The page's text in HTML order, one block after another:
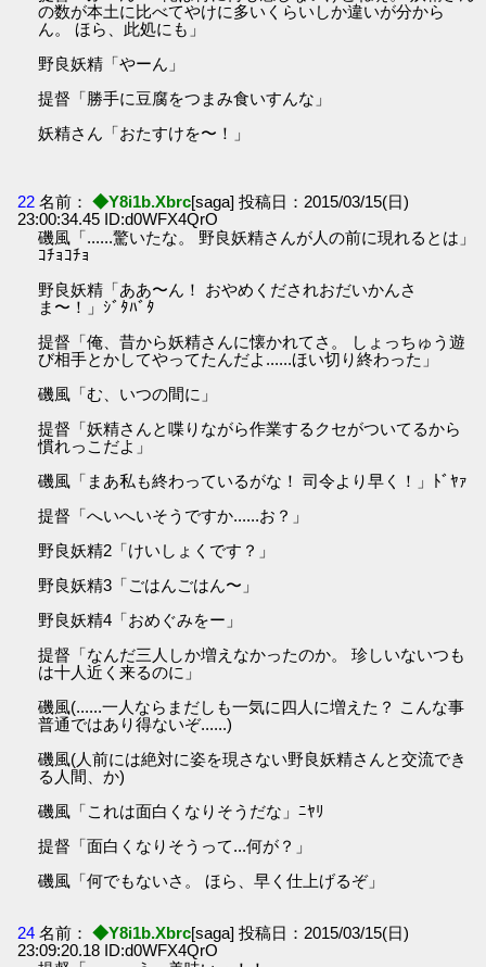
の数が本土に比べてやけに多いくらいしか違いが分から
ん。 ほら、此処にも」
野良妖精「やーん」
提督「勝手に豆腐をつまみ食いすんな」
妖精さん「おたすけを〜！」
22 名前： ◆Y8i1b.Xbrc[saga] 投稿日：2015/03/15(日)
23:00:34.45 ID:d0WFX4QrO
磯風「......驚いたな。 野良妖精さんが人の前に現れるとは」
ｺﾁｮｺﾁｮ
野良妖精「ああ〜ん！ おやめくだされおだいかんさ
ま〜！」ｼﾞﾀﾊﾞﾀ
提督「俺、昔から妖精さんに懐かれてさ。 しょっちゅう遊
び相手とかしてやってたんだよ......ほい切り終わった」
磯風「む、いつの間に」
提督「妖精さんと喋りながら作業するクセがついてるから
慣れっこだよ」
磯風「まあ私も終わっているがな！ 司令より早く！」ﾄﾞﾔｧ
提督「へいへいそうですか......お？」
野良妖精2「けいしょくです？」
野良妖精3「ごはんごはん〜」
野良妖精4「おめぐみをー」
提督「なんだ三人しか増えなかったのか。 珍しいないつも
は十人近く来るのに」
磯風(......一人ならまだしも一気に四人に増えた？ こんな事
普通ではあり得ないぞ......)
磯風(人前には絶対に姿を現さない野良妖精さんと交流でき
る人間、か)
磯風「これは面白くなりそうだな」ﾆﾔﾘ
提督「面白くなりそうって...何が？」
磯風「何でもないさ。 ほら、早く仕上げるぞ」
24 名前： ◆Y8i1b.Xbrc[saga] 投稿日：2015/03/15(日)
23:09:20.18 ID:d0WFX4QrO